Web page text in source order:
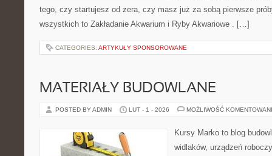
tego, czy startujesz od zera, czy masz już za sobą pierwsze
wszystkich to Zakładanie Akwarium i Ryby Akwariowe . […]
CATEGORIES: ARTYKUŁY SPONSOROWANE
MATERIAŁY BUDOWLANE
POSTED BY ADMIN LUT - 1 - 2026 MOŻLIWOŚĆ
Kursy Marko to blog
widlaków, urządzeń